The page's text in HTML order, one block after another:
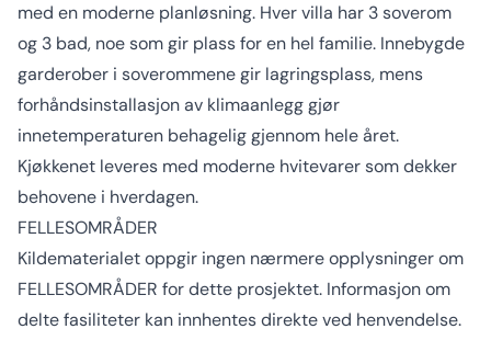
med en moderne planløsning. Hver villa har 3 soverom
og 3 bad, noe som gir plass for en hel familie. Innebygde
garderober i soverommene gir lagringsplass, mens
forhåndsinstallasjon av klimaanlegg gjør
innetemperaturen behagelig gjennom hele året.
Kjøkkenet leveres med moderne hvitevarer som dekker
behovene i hverdagen.
FELLESOMRÅDER
Kildematerialet oppgir ingen nærmere opplysninger om
FELLESOMRÅDER for dette prosjektet. Informasjon om
delte fasiliteter kan innhentes direkte ved henvendelse.